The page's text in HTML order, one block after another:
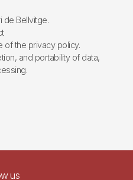
de Bellvitge.
of the privacy policy.
and portability of data,
us